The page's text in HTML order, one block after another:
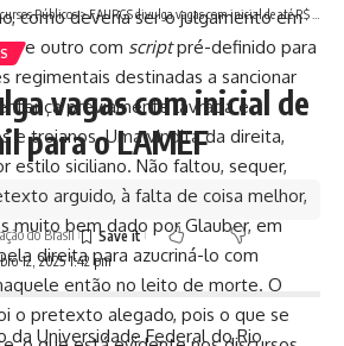
como deveria ser o julgamento em
e outro com scriptpré-definido para
regimentais destinadas a sancionar
previamente lavrada e
e troianos. Uma vindita da direita,
estilo siciliano. Não faltou, sequer,
arguido, à falta de coisa melhor,
muito bem dado por Glauber, em
direita para azucriná-lo com
então no leito de morte. O
o pretexto alegado, pois o que se
Públicos>FAURGS divulga vagas com inicial de até R$ 4,9 mil para o LAMEF
vagas com inicial de
para o LAMEF
12, 2025 1:42 pm
do Brasil
da Universidade Federal do Rio